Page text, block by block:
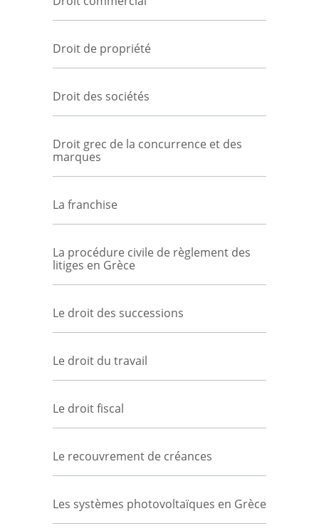
Droit de propriété
Droit des sociétés
Droit grec de la concurrence et des
marques
La franchise
La procédure civile de règlement des
litiges en Grèce
Le droit des successions
Le droit du travail
Le droit fiscal
Le recouvrement de créances
Les systèmes photovoltaïques en Grèce